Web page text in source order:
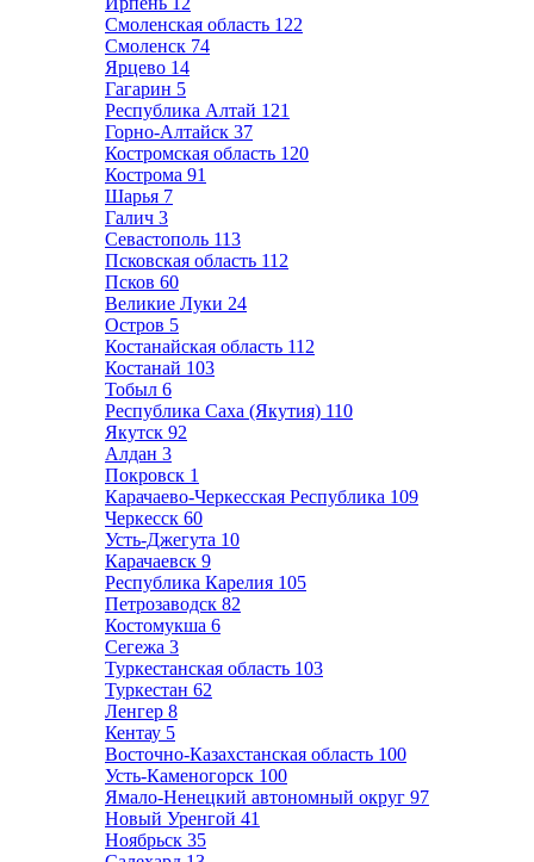
Смоленская область 122
Смоленск 74
Ярцево 14
Гагарин 5
Республика Алтай 121
Горно-Алтайск 37
Костромская область 120
Кострома 91
Шарья 7
Галич 3
Севастополь 113
Псковская область 112
Псков 60
Великие Луки 24
Остров 5
Костанайская область 112
Костанай 103
Тобыл 6
Республика Саха (Якутия) 110
Якутск 92
Алдан 3
Покровск 1
Карачаево-Черкесская Республика 109
Черкесск 60
Усть-Джегута 10
Карачаевск 9
Республика Карелия 105
Петрозаводск 82
Костомукша 6
Сегежа 3
Туркестанская область 103
Туркестан 62
Ленгер 8
Кентау 5
Восточно-Казахстанская область 100
Усть-Каменогорск 100
Ямало-Ненецкий автономный округ 97
Новый Уренгой 41
Ноябрьск 35